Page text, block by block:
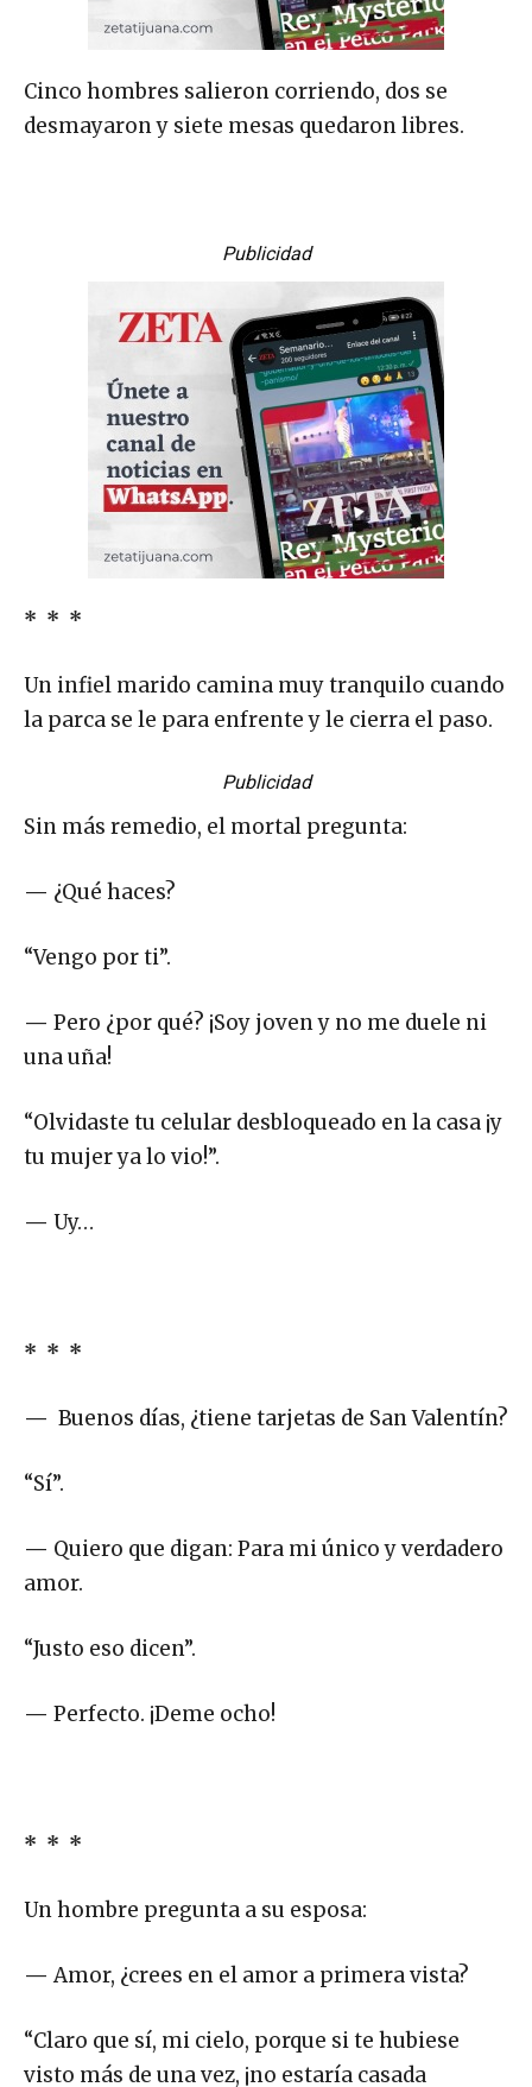
Cinco hombres salieron corriendo, dos se
desmayaron y siete mesas quedaron libres.
Publicidad
* * *
Un infiel marido camina muy tranquilo cuando
la parca se le para enfrente y le cierra el paso.
Publicidad
Sin más remedio, el mortal pregunta:
— ¿Qué haces?
“Vengo por ti”.
— Pero ¿por qué? ¡Soy joven y no me duele ni
una uña!
“Olvidaste tu celular desbloqueado en la casa ¡y
tu mujer ya lo vio!”.
— Uy…
* * *
— Buenos días, ¿tiene tarjetas de San Valentín?
“Sí”.
— Quiero que digan: Para mi único y verdadero
amor.
“Justo eso dicen”.
— Perfecto. ¡Deme ocho!
* * *
Un hombre pregunta a su esposa:
—Amor, ¿crees en el amor a primera vista?
“Claro que sí, mi cielo, porque si te hubiese
visto más de una vez, ¡no estaría casada